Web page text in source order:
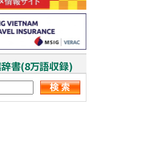
書(8万語収録)